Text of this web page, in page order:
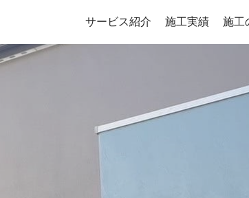
サービス紹介 施工実績 施工